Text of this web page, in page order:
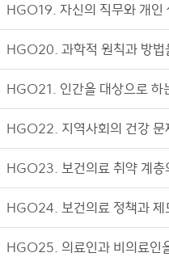
HGO19. 자신의 직무와 개인
HGO20. 과학적 원칙과 방법
HGO21. 인간을 대상으로 하
HGO22. 지역사회의 건강 문
HGO23. 보건의료 취약 계층
HGO24. 보건의료 정책과 제
HGO25. 의료인과 비의료인